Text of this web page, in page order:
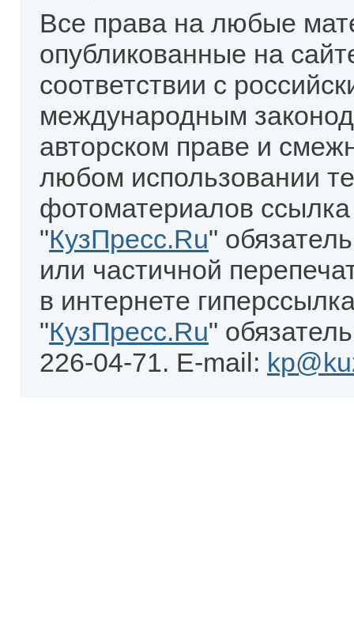
Все права на любые
опубликованные на
соответствии с
международным
авторском праве и
любом использовании
фотоматериалов
"КузПресс.Ru"
или частичной
в интернете
"КузПресс.Ru"
226-04-71. E-mail: